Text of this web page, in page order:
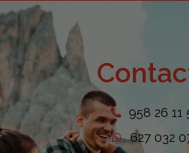
958 26 11
627 032